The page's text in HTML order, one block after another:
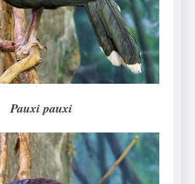
Can Bulldogs Play Fetch?
And How to Train Them!
7 Năm Ago
How Often Do I Need to
Groom My Bulldog
7 Năm Ago
Pauxi pauxi